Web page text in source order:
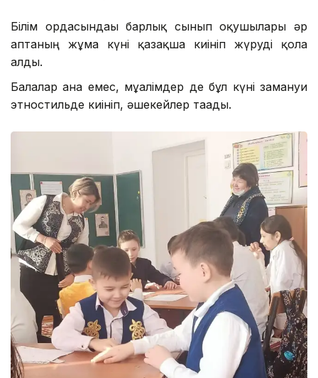
Білім ордасындағы барлық сынып оқушылары әр
аптаның жұма күні қазақша киініп жүруді қолға
алды.
Балалар ғана емес, мұғалімдер де бұл күні замануи
этностильде киініп, әшекейлер тағады.